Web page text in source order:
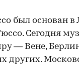
был основан в
Сегодня
— Вене,
других.